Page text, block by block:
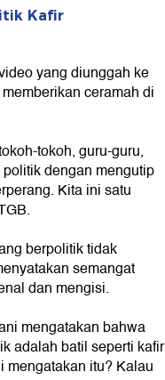
Kafir
yang diunggah ke
ceramah di
tokoh, guru-guru,
dengan mengutip
Kita ini satu
berpolitik tidak
semangat
dan mengisi.
mengatakan bahwa
adalah batil seperti kafir
mengatakan itu? Kalau